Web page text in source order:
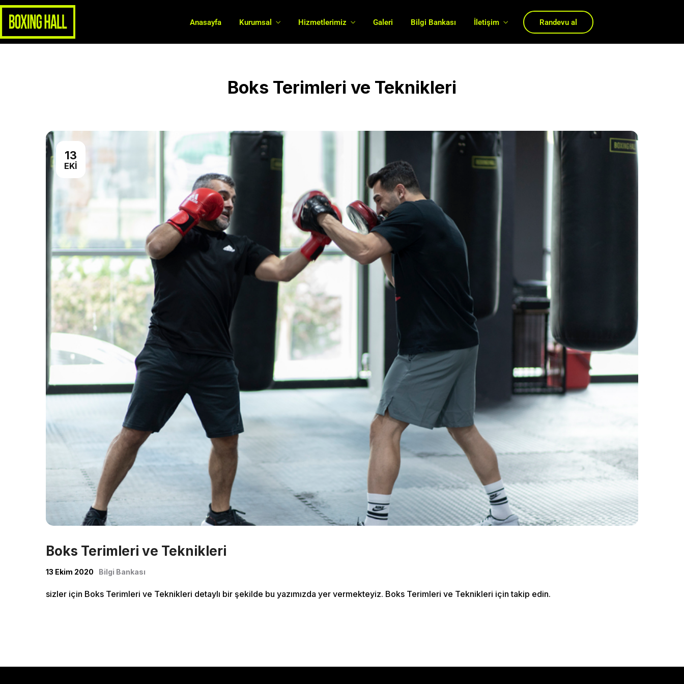
Anasayfa Kurumsal Hizmetlerimiz Galeri Bilgi Bankası İletişim Randevu al
Boks Terimleri ve Teknikleri
13
EKI
Boks Terimleri ve Teknikleri
13 Ekim 2020 Bilgi Bankası
sizler için Boks Terimleri ve Teknikleri detaylı bir şekilde bu yazımızda yer vermekteyiz. Boks Terimleri ve Teknikleri için takip edin.
Home
About Us
Classes
Shop
More Pages
Membership
Our Trainers
Class Categories
Outdoor Exercise
Zoomba Dance
Contact Info